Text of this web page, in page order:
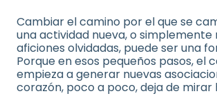
Cambiar el camino por el que se
una actividad nueva, o
aficiones olvidadas, puede ser una
Porque en esos pequeños pasos, el
empieza a generar nuevas
corazón, poco a poco, deja de mirar